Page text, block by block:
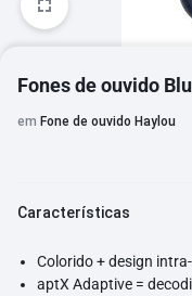
Fones de ouvido
em Fone de ouvido Haylou
Características
Colorido + design
aptX Adaptive =